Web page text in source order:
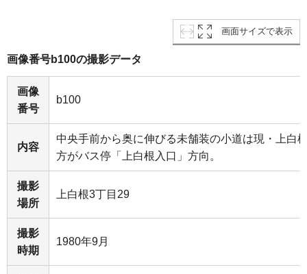
画面サイズで表示
画像番号b100の撮影データ
画像
番号
b100
内容
中央手前から奥に伸びる未舗装の小道は現・上白
方がバス停「上白根入口」方向。
撮影
場所
上白根3丁目29
撮影
時期
1980年9月